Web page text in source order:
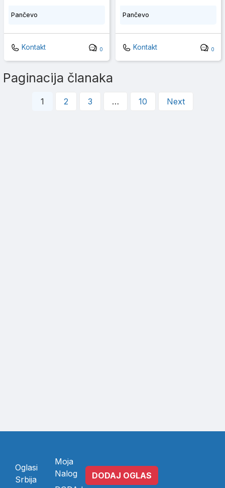
Pančevo
Kontakt 0
Pančevo
Kontakt 0
Paginacija članaka
1 2 3 … 10 Next
Oglasi
Srbija
Moja
Nalog
DODAJ OGLAS